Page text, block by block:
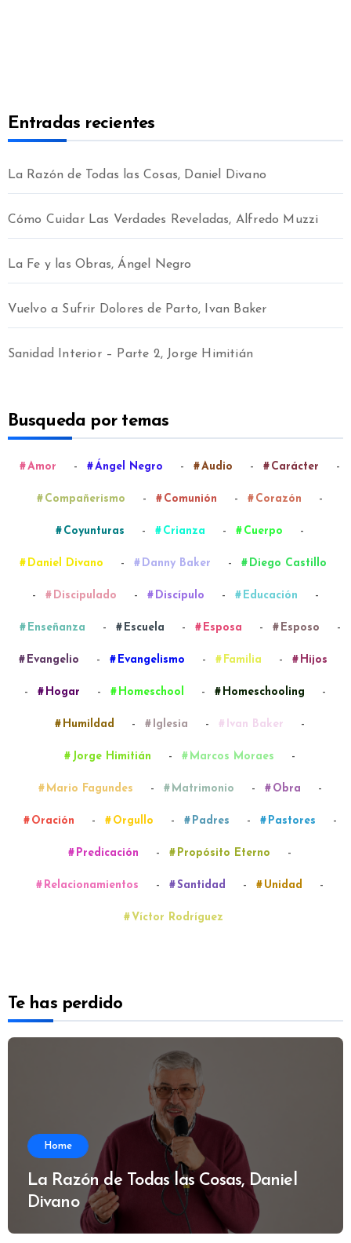
Entradas recientes
La Razón de Todas las Cosas, Daniel Divano
Cómo Cuidar Las Verdades Reveladas, Alfredo Muzzi
La Fe y las Obras, Ángel Negro
Vuelvo a Sufrir Dolores de Parto, Ivan Baker
Sanidad Interior – Parte 2, Jorge Himitián
Busqueda por temas
Amor - Ángel Negro - Audio - Carácter -
Compañerismo - Comunión - Corazón -
Coyunturas - Crianza - Cuerpo -
Daniel Divano - Danny Baker - Diego Castillo
- Discipulado - Discípulo - Educación -
Enseñanza - Escuela - Esposa - Esposo -
Evangelio - Evangelismo - Familia - Hijos
- Hogar - Homeschool - Homeschooling -
Humildad - Iglesia - Ivan Baker -
Jorge Himitián - Marcos Moraes -
Mario Fagundes - Matrimonio - Obra -
Oración - Orgullo - Padres - Pastores -
Predicación - Propósito Eterno -
Relacionamientos - Santidad - Unidad -
Víctor Rodríguez
Te has perdido
Home
La Razón de Todas las Cosas, Daniel
Divano